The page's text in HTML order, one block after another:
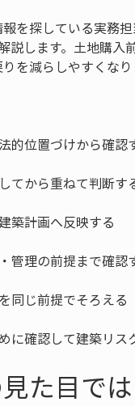
を探している実務
説します。土地購
を減らしやすくなり
に確認して建築リス
た目で